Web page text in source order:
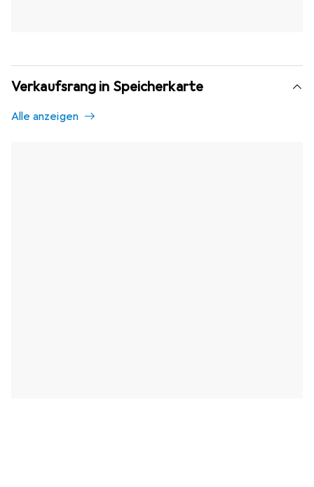
Verkaufsrang in Speicherkarte
Alle anzeigen